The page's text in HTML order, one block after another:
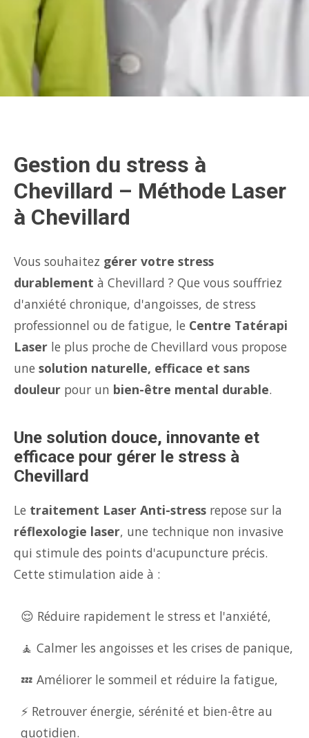
Gestion du stress à
Chevillard – Méthode Laser
à Chevillard
Vous souhaitez gérer votre stress
durablement à Chevillard ? Que vous souffriez
d'anxiété chronique, d'angoisses, de stress
professionnel ou de fatigue, le Centre Tatérapi
Laser le plus proche de Chevillard vous propose
une solution naturelle, efficace et sans
douleur pour un bien-être mental durable.
Une solution douce, innovante et
efficace pour gérer le stress à
Chevillard
Le traitement Laser Anti-stress repose sur la
réflexologie laser, une technique non invasive
qui stimule des points d'acupuncture précis.
Cette stimulation aide à :
😌 Réduire rapidement le stress et l'anxiété,
🧘 Calmer les angoisses et les crises de panique,
💤 Améliorer le sommeil et réduire la fatigue,
⚡ Retrouver énergie, sérénité et bien-être au
quotidien.